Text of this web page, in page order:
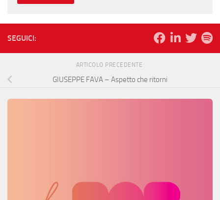
SEGUICI:
ARTICOLO PRECEDENTE
GIUSEPPE FAVA – Aspetto che ritorni